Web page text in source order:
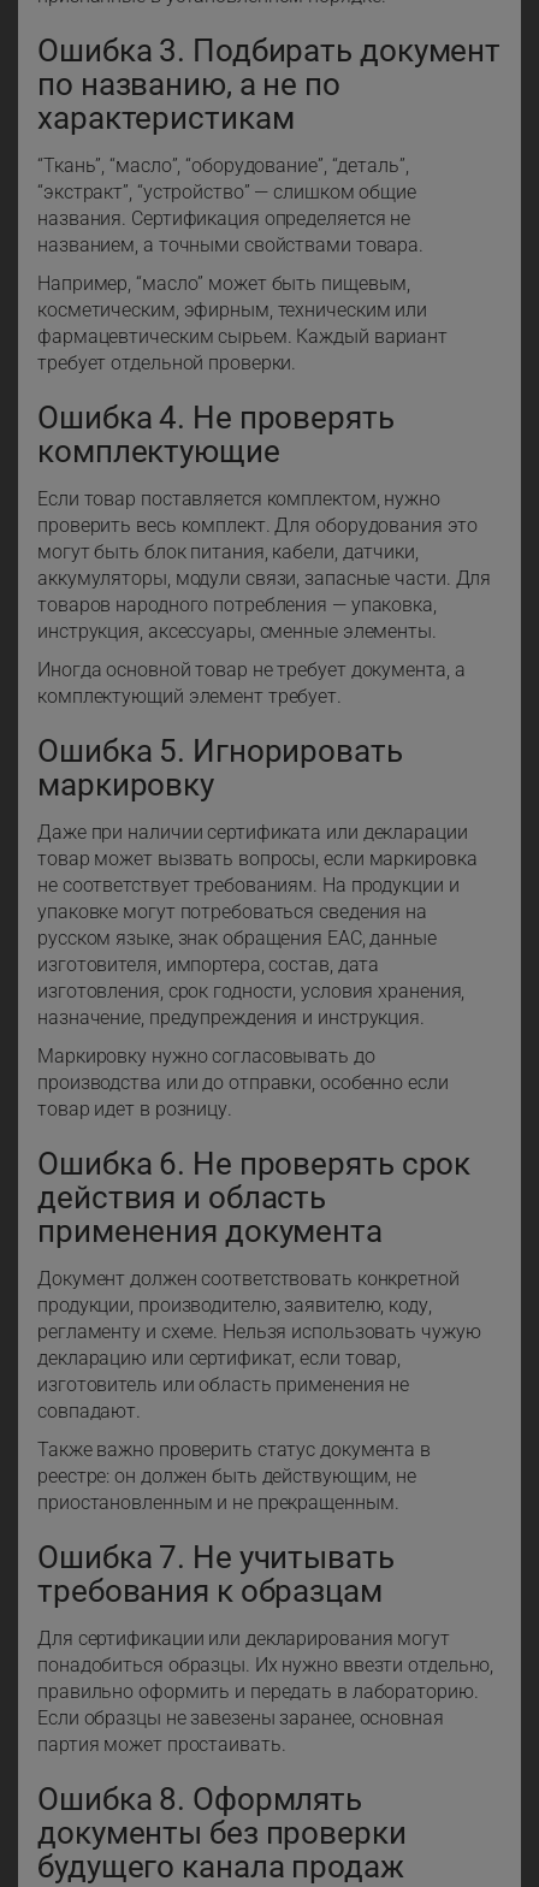
Ошибка 3. Подбирать документ
по названию, а не по
характеристикам
“Ткань”, “масло”, “оборудование”, “деталь”,
“экстракт”, “устройство” — слишком общие
названия. Сертификация определяется не
названием, а точными свойствами товара.
Например, “масло” может быть пищевым,
косметическим, эфирным, техническим или
фармацевтическим сырьем. Каждый вариант
требует отдельной проверки.
Ошибка 4. Не проверять
комплектующие
Если товар поставляется комплектом, нужно
проверить весь комплект. Для оборудования это
могут быть блок питания, кабели, датчики,
аккумуляторы, модули связи, запасные части. Для
товаров народного потребления — упаковка,
инструкция, аксессуары, сменные элементы.
Иногда основной товар не требует документа, а
комплектующий элемент требует.
Ошибка 5. Игнорировать
маркировку
Даже при наличии сертификата или декларации
товар может вызвать вопросы, если маркировка
не соответствует требованиям. На продукции и
упаковке могут потребоваться сведения на
русском языке, знак обращения ЕАС, данные
изготовителя, импортера, состав, дата
изготовления, срок годности, условия хранения,
назначение, предупреждения и инструкция.
Маркировку нужно согласовывать до
производства или до отправки, особенно если
товар идет в розницу.
Ошибка 6. Не проверять срок
действия и область
применения документа
Документ должен соответствовать конкретной
продукции, производителю, заявителю, коду,
регламенту и схеме. Нельзя использовать чужую
декларацию или сертификат, если товар,
изготовитель или область применения не
совпадают.
Также важно проверить статус документа в
реестре: он должен быть действующим, не
приостановленным и не прекращенным.
Ошибка 7. Не учитывать
требования к образцам
Для сертификации или декларирования могут
понадобиться образцы. Их нужно ввезти отдельно,
правильно оформить и передать в лабораторию.
Если образцы не завезены заранее, основная
партия может простаивать.
Ошибка 8. Оформлять
документы без проверки
будущего канала продаж